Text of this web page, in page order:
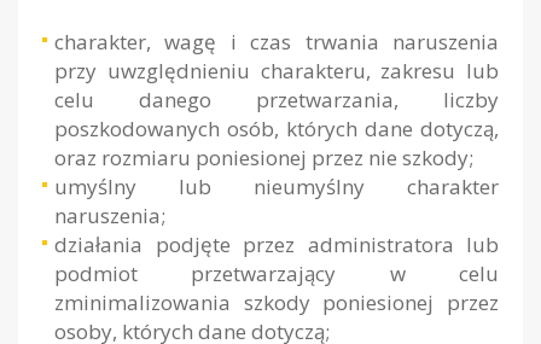
charakter, wagę i czas trwania naruszenia
przy uwzględnieniu charakteru, zakresu lub
celu danego przetwarzania, liczby
poszkodowanych osób, których dane dotyczą,
oraz rozmiaru poniesionej przez nie szkody;
umyślny lub nieumyślny charakter
naruszenia;
działania podjęte przez administratora lub
podmiot przetwarzający w celu
zminimalizowania szkody poniesionej przez
osoby, których dane dotyczą;